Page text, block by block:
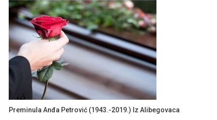
Preminula Anđa Petrović (1943.-2019.) Iz Alibegovaca